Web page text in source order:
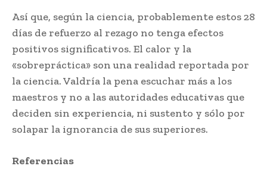
Así que, según la ciencia, probablemente estos 28
días de refuerzo al rezago no tenga efectos
positivos significativos. El calor y la
«sobrepráctica» son una realidad reportada por
la ciencia. Valdría la pena escuchar más a los
maestros y no a las autoridades educativas que
deciden sin experiencia, ni sustento y sólo por
solapar la ignorancia de sus superiores.
Referencias